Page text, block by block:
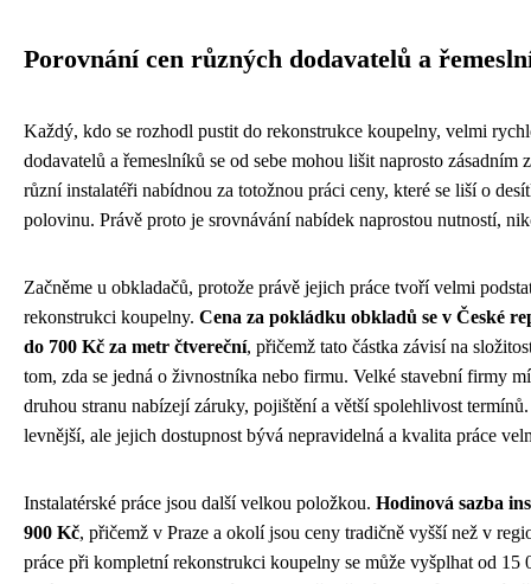
Porovnání cen různých dodavatelů a
Každý, kdo se rozhodl pustit do rekonstrukce koupelny, velmi
dodavatelů a řemeslníků se od sebe mohou lišit naprosto
různí instalatéři nabídnou za totožnou práci ceny, které se liší o
polovinu. Právě proto je srovnávání nabídek naprostou nutností,
Začněme u obkladačů, protože právě jejich práce tvoří velmi
rekonstrukci koupelny. Cena za pokládku obkladů se v České
do 700 Kč za metr čtvereční, přičemž tato částka závisí na
tom, zda se jedná o živnostníka nebo firmu. Velké stavební firmy
druhou stranu nabízejí záruky, pojištění a větší spolehlivost
levnější, ale jejich dostupnost bývá nepravidelná a kvalita práce
Instalatérské práce jsou další velkou položkou. Hodinová sazba
900 Kč, přičemž v Praze a okolí jsou ceny tradičně vyšší než v
práce při kompletní rekonstrukci koupelny se může vyšplhat od